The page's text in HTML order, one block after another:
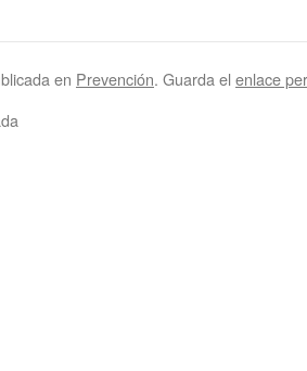
en Prevención. Guarda el enlace